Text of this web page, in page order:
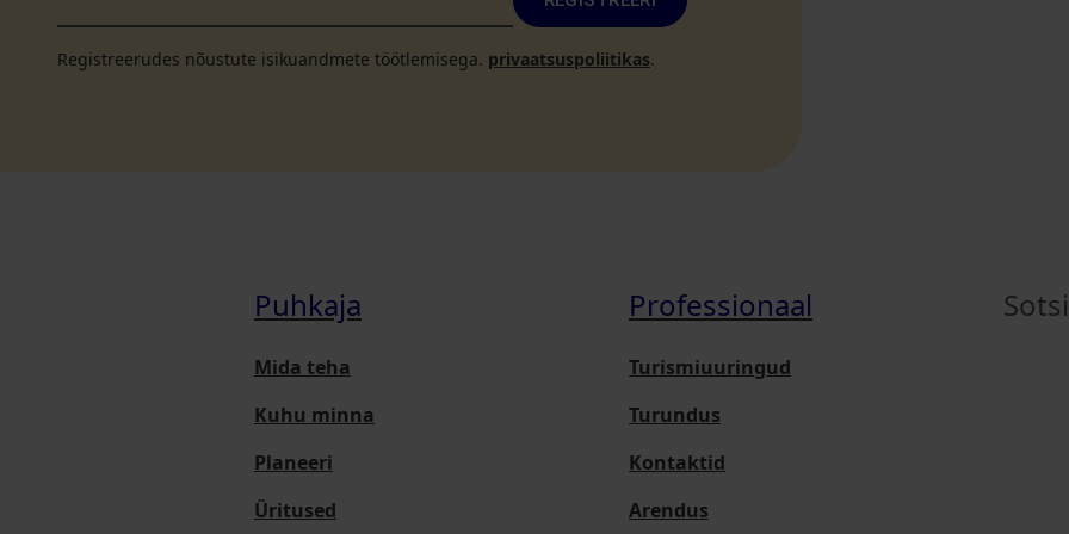
Registreerudes nõustute isikuandmete töötlemisega. privaatsuspoliitikas.
Puhkaja
Mida teha
Kuhu minna
Planeeri
Üritused
Professionaal
Turismiuuringud
Turundus
Kontaktid
Arendus